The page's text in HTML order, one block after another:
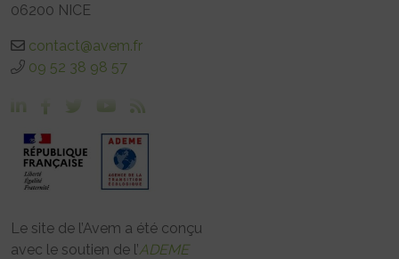
06200 NICE
contact@avem.fr
09 52 38 98 57
Le site de l’Avem a été conçu
avec le soutien de l’ADEME